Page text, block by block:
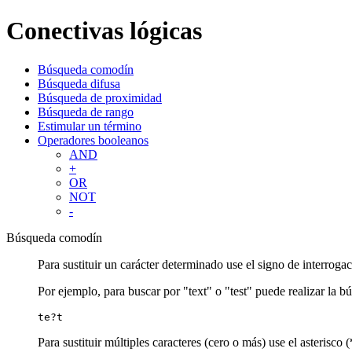
Conectivas lógicas
Búsqueda comodín
Búsqueda difusa
Búsqueda de proximidad
Búsqueda de rango
Estimular un término
Operadores booleanos
AND
+
OR
NOT
-
Búsqueda comodín
Para sustituir un carácter determinado use el signo de
Por ejemplo, para buscar por "text" o "test" puede realizar la
te?t
Para sustituir múltiples caracteres (cero o más) use el asterisco (